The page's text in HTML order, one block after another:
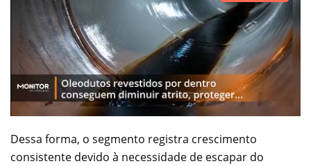
Dessa forma, o segmento registra crescimento
consistente devido à necessidade de escapar do